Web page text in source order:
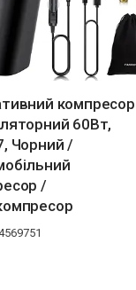
компресор
60Вт,
Чорний /
/